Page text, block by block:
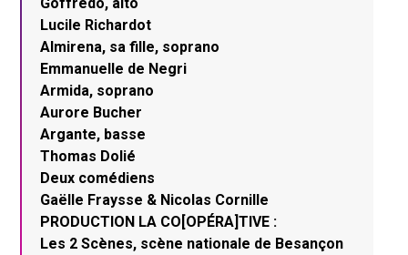
Lucile Richardot
Almirena, sa fille, soprano
Emmanuelle de Negri
Armida, soprano
Aurore Bucher
Argante, basse
Thomas Dolié
Deux comédiens
Gaëlle Fraysse & Nicolas Cornille
PRODUCTION LA CO[OPÉRA]TIVE :
Les 2 Scènes, scène nationale de Besançon